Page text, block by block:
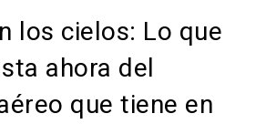
los cielos: Lo que
ahora del
que tiene en